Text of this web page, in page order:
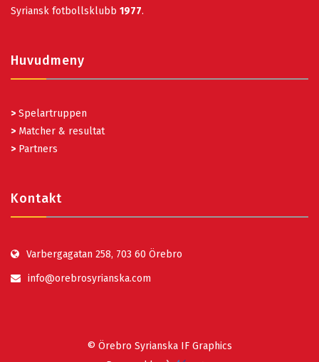
Syriansk fotbollsklubb 1977.
Huvudmeny
> Spelartruppen
> Matcher & resultat
> Partners
Kontakt
Varbergagatan 258, 703 60 Örebro
info@orebrosyrianska.com
© Örebro Syrianska IF Graphics